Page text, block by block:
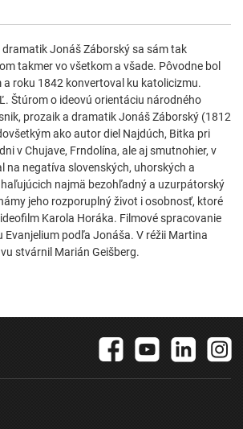
Jonáš Záborský sa sám tak
takmer vo všetkom a všade. Pôvodne bol
a roku 1842 konvertoval ku katolicizmu.
Štúrom o ideovú orientáciu národného
prozaik a dramatik Jonáš Záborský (1812
ako autor diel Najdúch, Bitka pri
v Chujave, Frndolína, ale aj smutnohier, v
na negatíva slovenských, uhorských a
najmä bezohľadný a uzurpátorský
jeho rozporuplný život i osobnosť, ktoré
Karola Horáka. Filmové spracovanie
Evanjelium podľa Jonáša. V réžii Martina
stvárnil Marián Geišberg.